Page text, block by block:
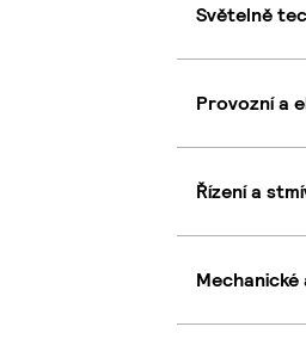
Světelně
Provozní a
Řízení a